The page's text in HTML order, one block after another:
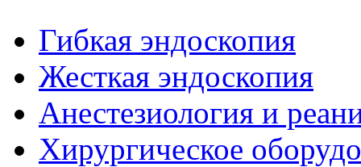
Гибкая эндоскопия
Жесткая эндоскопия
Анестезиология и
Хирургическое